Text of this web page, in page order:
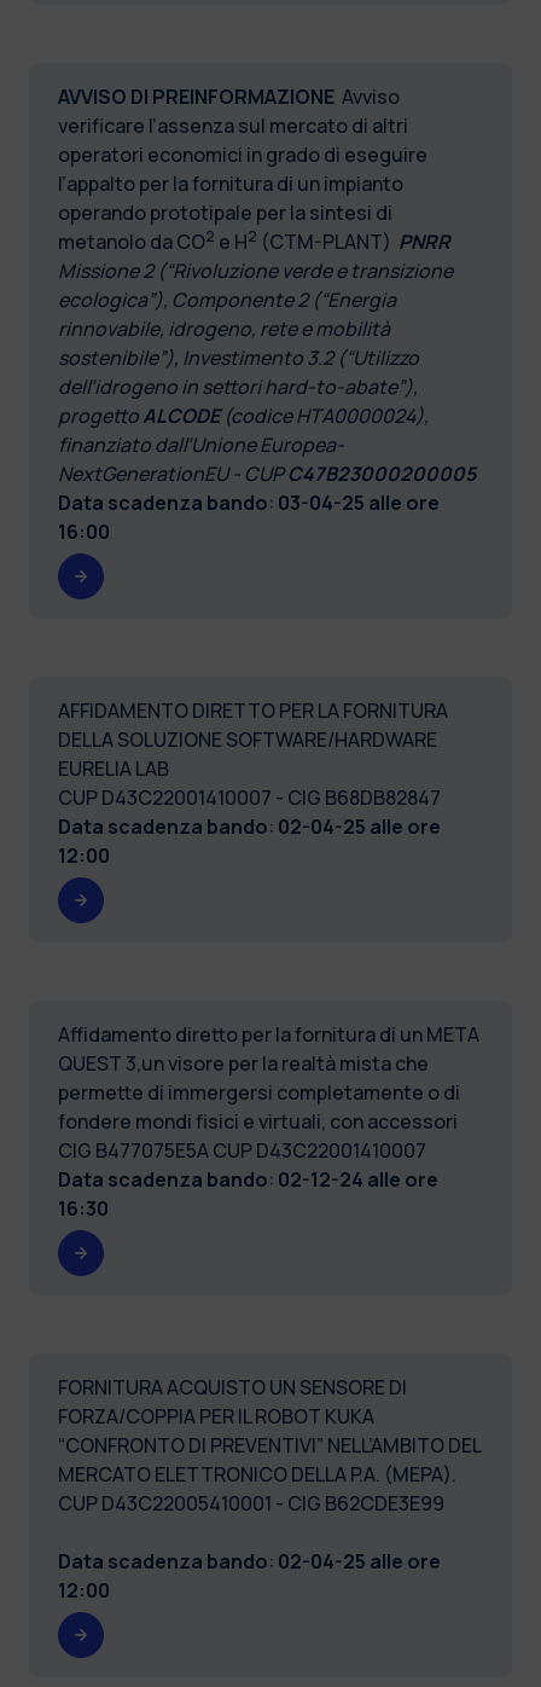
AVVISO DI PREINFORMAZIONE Avviso
verificare l’assenza sul mercato di altri
operatori economici in grado di eseguire
l’appalto per la fornitura di un impianto
operando prototipale per la sintesi di
metanolo da CO2 e H2 (CTM-PLANT) PNRR
Missione 2 (“Rivoluzione verde e transizione
ecologica”), Componente 2 (“Energia
rinnovabile, idrogeno, rete e mobilità
sostenibile”), Investimento 3.2 (“Utilizzo
dell’idrogeno in settori hard-to-abate”),
progettoALCODE(codice HTA0000024),
finanziato dall’Unione Europea-
NextGenerationEU - CUPC47B23000200005
Data scadenza bando: 03-04-25 alle ore
16:00
AFFIDAMENTO DIRETTO PER LA FORNITURA
DELLA SOLUZIONE SOFTWARE/HARDWARE
EURELIA LAB
CUP D43C22001410007 - CIG B68DB82847
Data scadenza bando: 02-04-25 alle ore
12:00
Affidamento diretto per la fornitura di un META
QUEST 3,un visore per la realtà mista che
permette di immergersi completamente o di
fondere mondi fisici e virtuali, con accessori
CIG B477075E5A CUP D43C22001410007
Data scadenza bando: 02-12-24 alle ore
16:30
FORNITURA ACQUISTO UN SENSORE DI
FORZA/COPPIA PER IL ROBOT KUKA
“CONFRONTO DI PREVENTIVI” NELL’AMBITO DEL
MERCATO ELETTRONICO DELLA P.A. (MEPA).
CUP D43C22005410001 - CIG B62CDE3E99
Data scadenza bando: 02-04-25 alle ore
12:00